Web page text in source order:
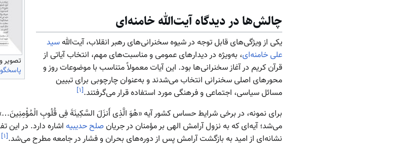
تصویر
چالش‌ها در دیدگاه آیت‌الله خامنه‌ای
یکی از ویژگی‌های قابل توجه در شیوه سخنرانی‌های رهبر انقلاب، آیت‌اللهسید
علی خامنه‌ای، به‌ویژه در دیدارهای عمومی و مناسبت‌های مهم، انتخاب آیاتی از
قرآن کریم در آغاز سخنرانی‌ها بود. این آیات معمولاً متناسب با موضوعات روز و
محورهای اصلی سخنرانی انتخاب می‌شدند و به‌عنوان چارچوبی برای تبیین
مسائل سیاسی، اجتماعی و فرهنگی مورد استفاده قرار می‌گرفتند.[۱]
می‌شد؛ آیه‌ای که به نزول آرامش الهی بر مؤمنان در جریان صلح حدیبیه اشاره دارد. در این
نشانه‌ای از امید به بازگشت آرامش پس از دوره‌های بحران و فشار در جامعه مطرح می‌شد.[۱]